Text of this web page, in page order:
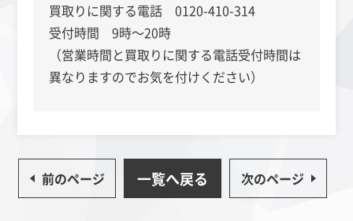
買取りに関する電話 0120-410-314
受付時間 9時～20時
（営業時間と買取りに関する電話受付時間は
異なりますのでお気を付けください）
前のページ 一覧へ戻る 次のページ